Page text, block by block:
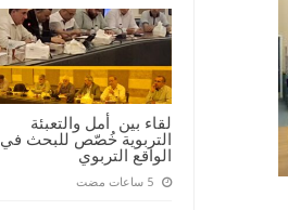
لقاء بين أمل والتعبئة
التربوية خُصّص للبحث في
الواقع التربوي
‏5 ساعات مضت